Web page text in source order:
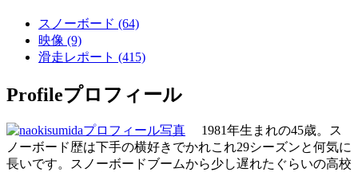
スノーボード (64)
映像 (9)
滑走レポート (415)
Profileプロフィール
1981年生まれの45歳。ス
ノーボード歴は下手の横好きでかれこれ29シーズンと何気に
長いです。スノーボードブームから少し遅れたぐらいの高校